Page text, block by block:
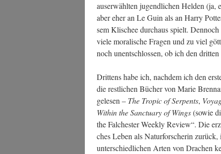
aus­er­wähl­ten jugend­li­chen Hel­den (ja,
aber eher an Le Guin als an Har­ry
sem Kli­schee durch­aus spielt.
vie­le mora­li­sche Fra­gen und zu viel
noch unent­schlos­sen, ob ich den
Drit­tens habe ich, nach­dem ich den
die rest­li­chen Bücher von Marie
gele­sen – The Tro­pic of Ser­pents,
Within the Sanc­tua­ry of Wings(sowie
the Fal­ches­ter Weekly Review“. Die
ches Leben als Natur­for­sche­rin
unter­schied­li­chen Arten von Dra­chen